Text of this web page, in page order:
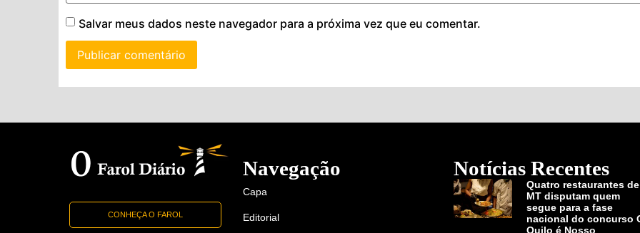
Salvar meus dados neste navegador para a próxima vez que eu comentar.
CONHEÇA O FAROL
Navegação
Capa
Editorial
Notícias Recentes
Quatro restaurantes de
MT disputam quem
segue para a fase
nacional do concurso
Quilo é Nosso